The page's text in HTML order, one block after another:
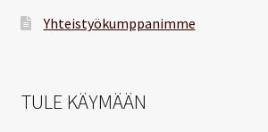
Yhteistyökumppanimme
TULE KÄYMÄÄN